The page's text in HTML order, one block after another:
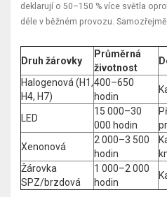
deklarují o 50–150 % více světla
déle v běžném provozu.
Druh žárovky
Průměrná
životnost
Halogenová (H1,
H4, H7)
400–650
hodin
LED
15 000–30
000 hodin
Xenonová
2 000–3 500
hodin
Žárovka
SPZ/brzdová
1 000–2 000
hodin